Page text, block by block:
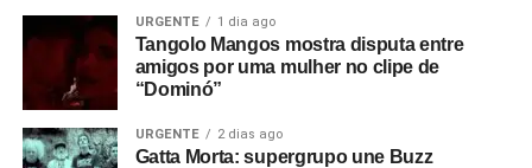
URGENTE 1 dia ago
Tangolo Mangos mostra disputa entre
amigos por uma mulher no clipe de
“Dominó”
URGENTE 2 dias ago
Gatta Morta: supergrupo une Buzz